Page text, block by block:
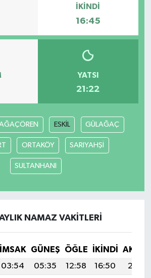
İKINDI
16:45
YATSI
21:22
ESKİL GÜLAĞAÇ
ORTAKÖY SARIYAHŞİ
SULTANHANI
NAMAZ VAKITLERI
İMSAK GÜNEŞ ÖĞLE İKINDI
03:54 05:35 12:58 16:50
20:11